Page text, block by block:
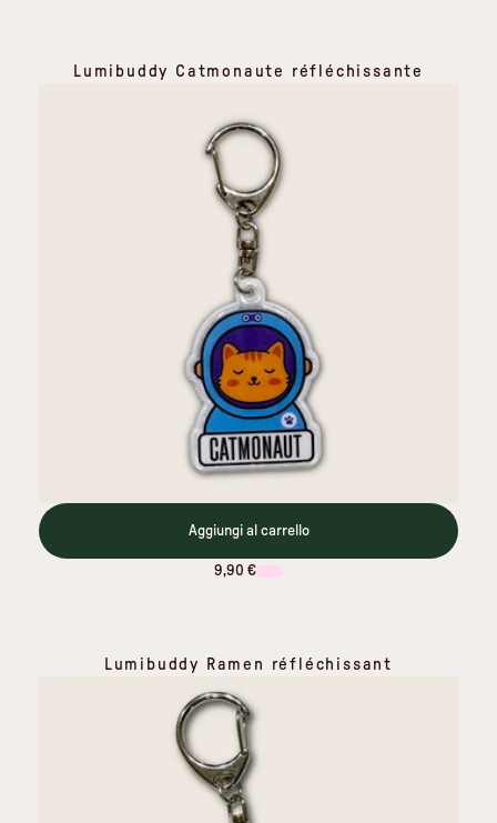
Lumibuddy Catmonaute réfléchissante
Aggiungi al carrello
9,90 €
Lumibuddy Ramen réfléchissant